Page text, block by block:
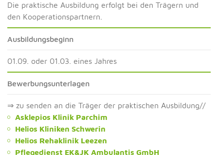
Die praktische Ausbildung erfolgt bei den Trägern und
den Kooperationspartnern.
Ausbildungsbeginn
01.09. oder 01.03. eines Jahres
Bewerbungsunterlagen
⇒ zu senden an die Träger der praktischen Ausbildung//
Asklepios Klinik Parchim
Helios Kliniken Schwerin
Helios Rehaklinik Leezen
Pflegedienst EK&JK Ambulantis GmbH